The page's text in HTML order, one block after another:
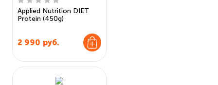
Applied Nutrition DIET
Protein (450g)
2 990 руб.